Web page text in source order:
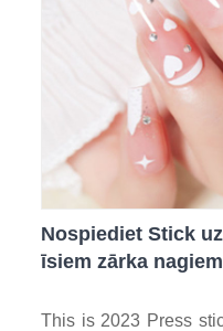
Nospiediet Stick
īsiem zārka nagiem
This is 2023 Press